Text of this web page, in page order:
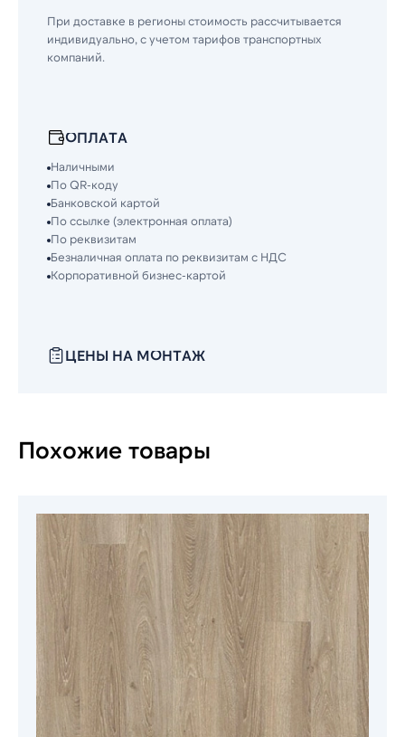
При доставке в регионы стоимость рассчитывается
индивидуально, с учетом тарифов транспортных
компаний.
ОПЛАТА
Наличными
По QR-коду
Банковской картой
По ссылке (электронная оплата)
По реквизитам
Безналичная оплата по реквизитам с НДС
Корпоративной бизнес-картой
ЦЕНЫ НА МОНТАЖ
Похожие товары